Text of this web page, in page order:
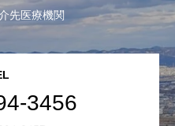
先医療機関
3456